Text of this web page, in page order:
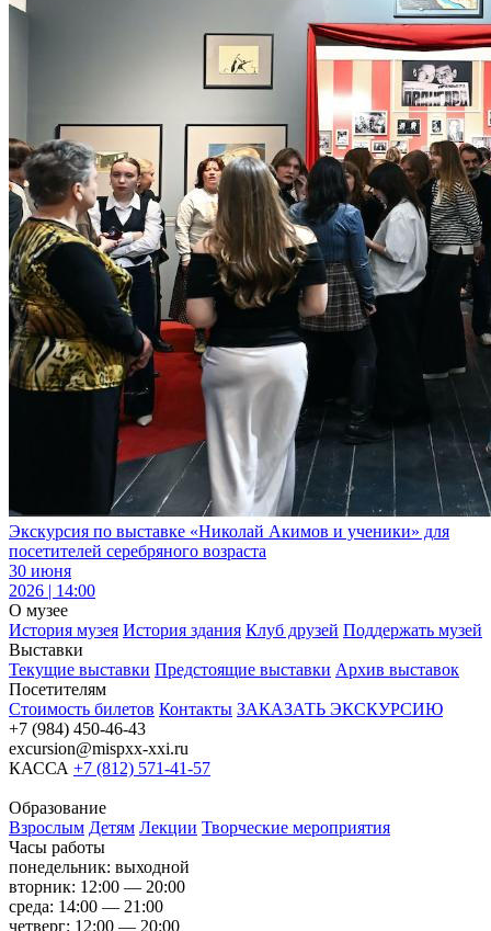
Экскурсия по выставке «Николай Акимов и ученики» для
посетителей серебряного возраста
30 июня
2026 | 14:00
О музее
История музея История здания Клуб друзей Поддержать музей
Выставки
Текущие выставки Предстоящие выставки Архив выставок
Посетителям
Стоимость билетов Контакты ЗАКАЗАТЬ ЭКСКУРСИЮ
+7 (984) 450-46-43
excursion@mispxx-xxi.ru
КАССА +7 (812) 571-41-57
Образование
Взрослым Детям Лекции Творческие мероприятия
Часы работы
понедельник: выходной
вторник: 12:00 — 20:00
среда: 14:00 — 21:00
четверг: 12:00 — 20:00